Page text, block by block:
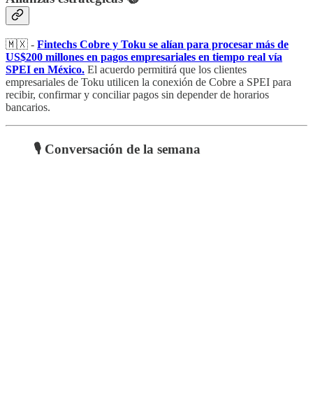
🇲🇽 - Fintechs Cobre y Toku se alían para procesar más de
US$200 millones en pagos empresariales en tiempo real vía
SPEI en México. El acuerdo permitirá que los clientes
empresariales de Toku utilicen la conexión de Cobre a SPEI para
recibir, confirmar y conciliar pagos sin depender de horarios
bancarios.
🎙️ Conversación de la semana